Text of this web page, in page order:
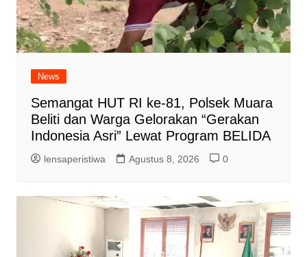
News
Semangat HUT RI ke-81, Polsek Muara
Beliti dan Warga Gelorakan “Gerakan
Indonesia Asri” Lewat Program BELIDA
lensaperistiwa Agustus 8, 2026 0